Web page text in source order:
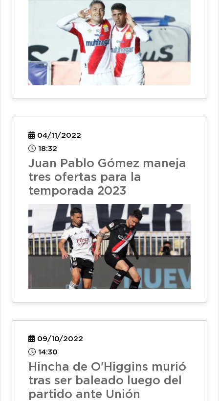
04/11/2022
18:32
Juan Pablo Gómez maneja
tres ofertas para la
temporada 2023
09/10/2022
14:30
Hincha de O'Higgins murió
tras ser baleado luego del
partido ante Unión